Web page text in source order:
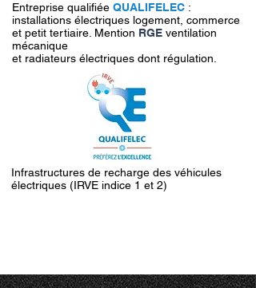
Entreprise qualifiée QUALIFELEC :
installations électriques logement, commerce
et petit tertiaire. Mention RGE ventilation
mécanique
et radiateurs électriques dont régulation.
Infrastructures de recharge des véhicules
électriques (IRVE indice 1 et 2)